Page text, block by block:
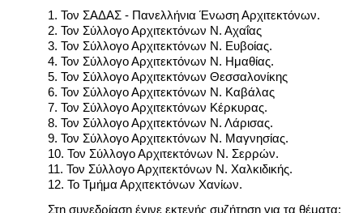
1. Τον ΣΑΔΑΣ - Πανελλήνια Ένωση Αρχιτεκτόνων.
2. Τον Σύλλογο Αρχιτεκτόνων Ν. Αχαΐας
3. Τον Σύλλογο Αρχιτεκτόνων Ν. Ευβοίας.
4. Τον Σύλλογο Αρχιτεκτόνων Ν. Ημαθίας.
5. Τον Σύλλογο Αρχιτεκτόνων Θεσσαλονίκης
6. Τον Σύλλογο Αρχιτεκτόνων Ν. Καβάλας
7. Τον Σύλλογο Αρχιτεκτόνων Κέρκυρας.
8. Τον Σύλλογο Αρχιτεκτόνων Ν. Λάρισας.
9. Τον Σύλλογο Αρχιτεκτόνων Ν. Μαγνησίας.
10. Τον Σύλλογο Αρχιτεκτόνων Ν. Σερρών.
11. Τον Σύλλογο Αρχιτεκτόνων Ν. Χαλκιδικής.
12. Το Τμήμα Αρχιτεκτόνων Χανίων.
Στη συνεδρίαση έγινε εκτενής συζήτηση για τα θέματα: